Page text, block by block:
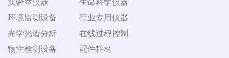
环境监测设备
光学光谱分析
物性检测设备
行业专用仪器
在线过程控制
配件耗材